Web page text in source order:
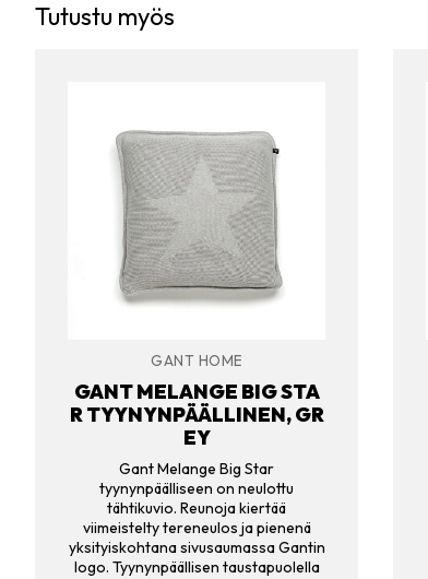
Tutustu myös
GANT HOME
GANT MELANGE BIG STA
R TYYNYNPÄÄLLINEN, GR
EY
Gant Melange Big Star
tyynynpäälliseen on neulottu
tähtikuvio. Reunoja kiertää
viimeistelty tereneulos ja pienenä
yksityiskohtana sivusaumassa Gantin
logo. Tyynynpäällisen taustapuolella